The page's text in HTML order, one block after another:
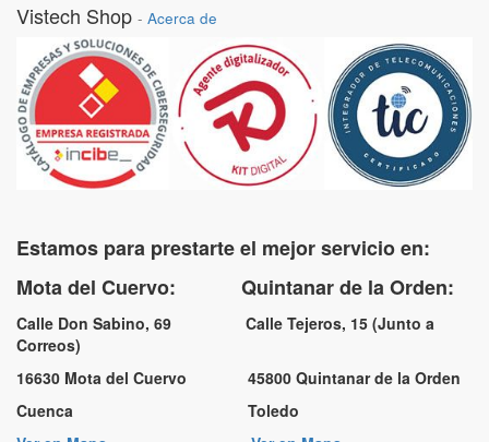
Vistech Shop - Acerca de
Estamos para prestarte el mejor servicio en:
Mota del Cuervo: Quintanar de la Orden:
Calle Don Sabino, 69 Calle Tejeros, 15 (Junto a
Correos)
16630 Mota del Cuervo 45800 Quintanar de la Orden
Cuenca Toledo